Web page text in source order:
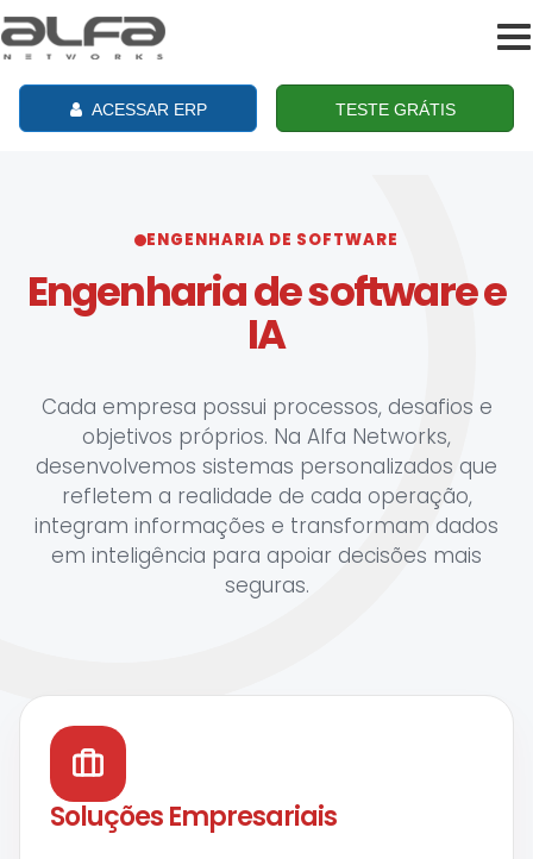
ACESSAR ERP TESTE GRÁTIS
ENGENHARIA DE SOFTWARE
Engenharia de software e
IA
Cada empresa possui processos, desafios e
objetivos próprios. Na Alfa Networks,
desenvolvemos sistemas personalizados que
refletem a realidade de cada operação,
integram informações e transformam dados
em inteligência para apoiar decisões mais
seguras.
Soluções Empresariais